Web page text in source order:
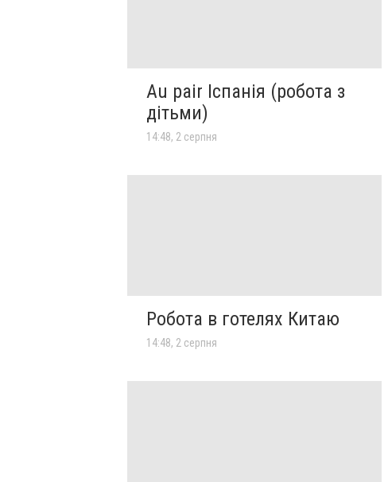
Au pair Іспанія (робота з
дітьми)
14:48, 2 серпня
Робота в готелях Китаю
14:48, 2 серпня